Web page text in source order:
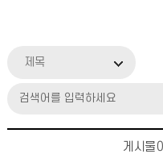
제목
게시물